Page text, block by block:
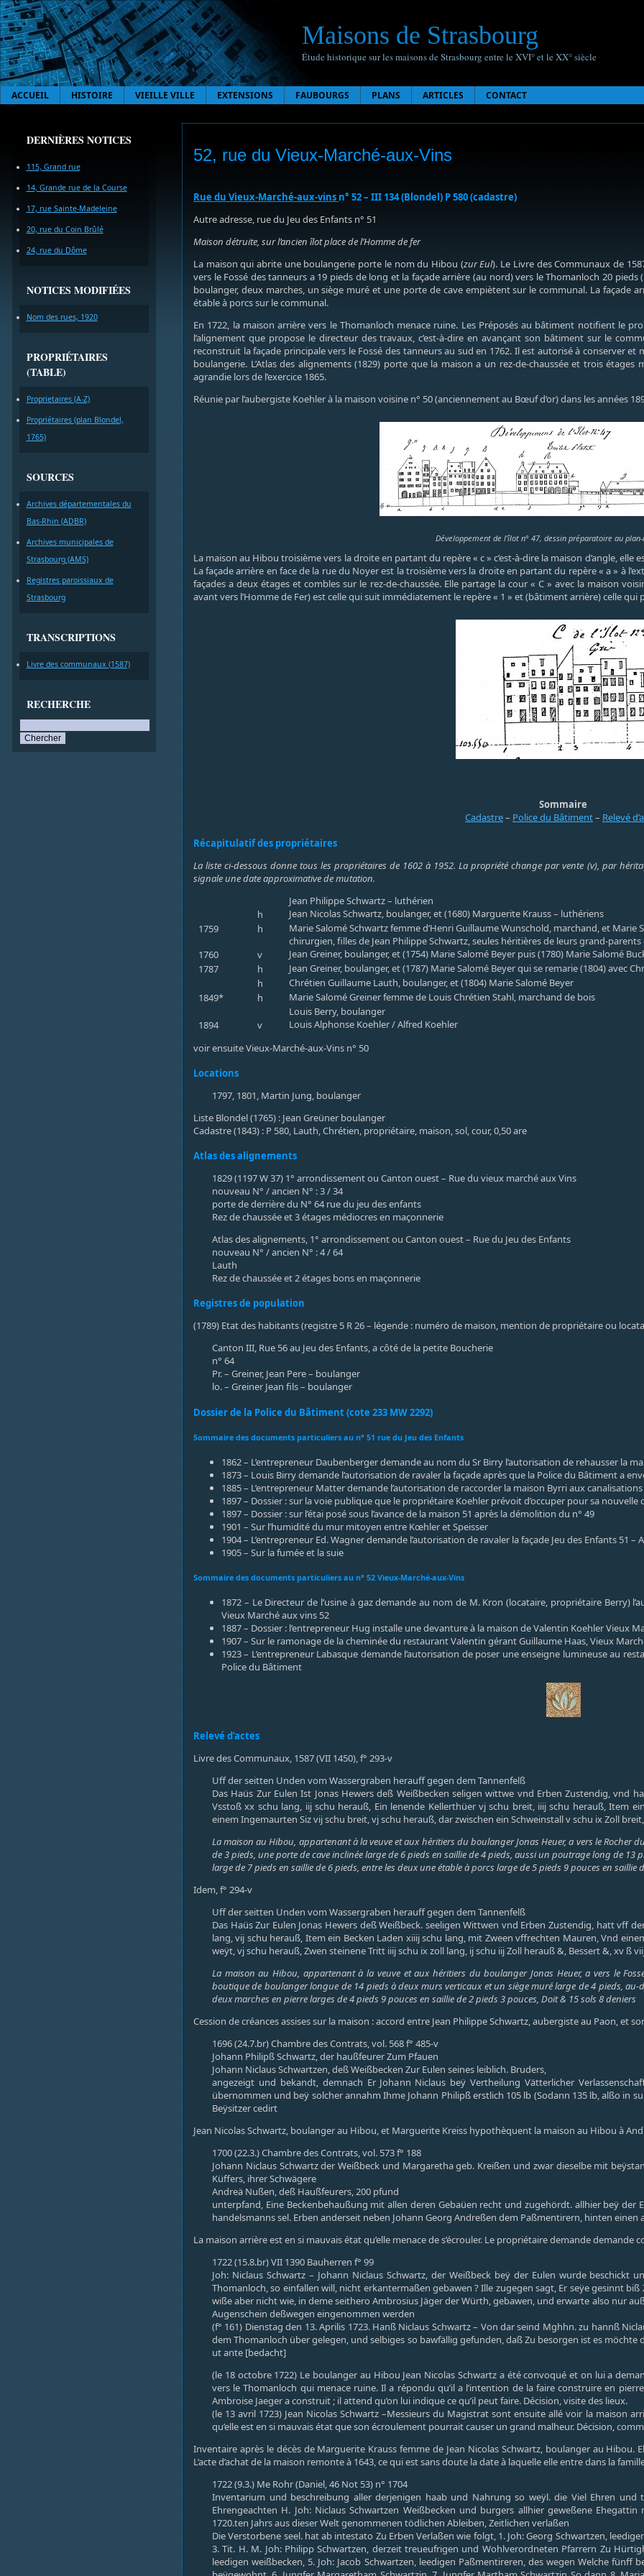
Maisons de Strasbourg
Étude historique sur les maisons de Strasbourg entre le XVI° et le XX° siècle
ACCUEIL HISTOIRE VIEILLE VILLE EXTENSIONS FAUBOURGS PLANS ARTICLES CONTACT
DERNIÈRES NOTICES
115, Grand rue
14, Grande rue de la Course
17, rue Sainte-Madeleine
20, rue du Coin Brûlé
24, rue du Dôme
NOTICES MODIFIÉES
Nom des rues, 1920
PROPRIÉTAIRES
(TABLE)
Proprietaires (A-Z)
Propriétaires (plan Blondel,
1765)
SOURCES
Archives départementales du
Bas-Rhin (ADBR)
Archives municipales de
Strasbourg (AMS)
Registres paroissiaux de
Strasbourg
TRANSCRIPTIONS
Livre des communaux (1587)
RECHERCHE
52, rue du Vieux-Marché-aux-Vins
Rue du Vieux-Marché-aux-vins n° 52 – III 134 (Blondel) P 580 (cadastre)
Autre adresse, rue du Jeu des Enfants n° 51
Maison détruite, sur l’ancien îlot place de l’Homme de fer
La maison qui abrite une boulangerie porte le nom du Hibou (zur Eul). Le Livre des Communaux de
vers le Fossé des tanneurs a 19 pieds de long et la façade arrière (au nord) vers le Thomanloch 20 pieds
boulanger, deux marches, un siège muré et une porte de cave empiètent sur le communal. La façade
étable à porcs sur le communal.
En 1722, la maison arrière vers le Thomanloch menace ruine. Les Préposés au bâtiment notifient le
l’alignement que propose le directeur des travaux, c’est-à-dire en avançant son bâtiment sur le
reconstruit la façade principale vers le Fossé des tanneurs au sud en 1762. Il est autorisé à conserver
boulangerie. L’Atlas des alignements (1829) porte que la maison a un rez-de-chaussée et trois
agrandie lors de l’exercice 1865.
Réunie par l’aubergiste Koehler à la maison voisine n° 50 (anciennement au Bœuf d’or) dans les années
Développement de l’îlot n° 47, dessin préparatoire au
La maison au Hibou troisième vers la droite en partant du repère « c » c’est-à-dire la maison d’angle,
La façade arrière en face de la rue du Noyer est la troisième vers la droite en partant du repère « a » à
façades a deux étages et combles sur le rez-de-chaussée. Elle partage la cour « C » avec la maison
avant vers l’Homme de Fer) est celle qui suit immédiatement le repère « 1 » et (bâtiment arrière) celle
Sommaire
Cadastre– Police du Bâtiment– Relevé
Récapitulatif des propriétaires
La liste ci-dessous donne tous les propriétaires de 1602 à 1952. La propriété change par vente (v), par
signale une date approximative de mutation.
Jean Philippe Schwartz – luthérien
h
Jean Nicolas Schwartz, boulanger, et (1680) Marguerite Krauss – luthériens
1759
h
Marie Salomé Schwartz femme d’Henri Guillaume Wunschold, marchand, et
chirurgien, filles de Jean Philippe Schwartz, seules héritières de leurs grand-
1760
v
Jean Greiner, boulanger, et (1754) Marie Salomé Beyer puis (1780) Marie Salomé
1787
h
Jean Greiner, boulanger, et (1787) Marie Salomé Beyer qui se remarie (1804) avec
h
Chrétien Guillaume Lauth, boulanger, et (1804) Marie Salomé Beyer
1849*
h
Marie Salomé Greiner femme de Louis Chrétien Stahl, marchand de bois
Louis Berry, boulanger
1894
v
Louis Alphonse Koehler / Alfred Koehler
voir ensuite Vieux-Marché-aux-Vins n° 50
Locations
1797, 1801, Martin Jung, boulanger
Liste Blondel (1765) : Jean Greüner boulanger
Cadastre (1843) : P 580, Lauth, Chrétien, propriétaire, maison, sol, cour, 0,50 are
Atlas des alignements
1829 (1197 W 37) 1° arrondissement ou Canton ouest – Rue du vieux marché aux Vins
nouveau N° / ancien N° : 3 / 34
porte de derrière du N° 64 rue du jeu des enfants
Rez de chaussée et 3 étages médiocres en maçonnerie
Atlas des alignements, 1° arrondissement ou Canton ouest – Rue du Jeu des Enfants
nouveau N° / ancien N° : 4 / 64
Lauth
Rez de chaussée et 2 étages bons en maçonnerie
Registres de population
(1789) Etat des habitants (registre 5 R 26 – légende : numéro de maison, mention de propriétaire ou
Canton III, Rue 56 au Jeu des Enfants, a côté de la petite Boucherie
n° 64
Pr. – Greiner, Jean Pere – boulanger
lo. – Greiner Jean fils – boulanger
Dossier de la Police du Bâtiment (cote 233 MW 2292)
Sommaire des documents particuliers au n° 51 rue du Jeu des Enfants
1862 – L’entrepreneur Daubenberger demande au nom du Sr Birry l’autorisation de rehausser la
1873 – Louis Birry demande l’autorisation de ravaler la façade après que la Police du Bâtiment a
1885 – L’entrepreneur Matter demande l’autorisation de raccorder la maison Byrri aux
1897 – Dossier : sur la voie publique que le propriétaire Koehler prévoit d’occuper pour sa nouvelle
1897 – Dossier : sur l’étai posé sous l’avance de la maison 51 après la démolition du n° 49
1901 – Sur l’humidité du mur mitoyen entre Kœhler et Speisser
1904 – L’entrepreneur Ed. Wagner demande l’autorisation de ravaler la façade Jeu des Enfants 51 –
1905 – Sur la fumée et la suie
Sommaire des documents particuliers au n° 52 Vieux-Marché-aux-Vins
1872 – Le Directeur de l’usine à gaz demande au nom de M. Kron (locataire, propriétaire Berry)
Vieux Marché aux vins 52
1887 – Dossier : l’entrepreneur Hug installe une devanture à la maison de Valentin Koehler Vieux
1907 – Sur le ramonage de la cheminée du restaurant Valentin gérant Guillaume Haas, Vieux
1923 – L’entrepreneur Labasque demande l’autorisation de poser une enseigne lumineuse au
Police du Bâtiment
Relevé d’actes
Livre des Communaux, 1587 (VII 1450), f° 293-v
Uff der seitten Unden vom Wassergraben herauff gegen dem Tannenfelß
Das Haüs Zur Eulen Ist Jonas Hewers deß Weißbecken seligen wittwe vnd Erben Zustendig, vnd
Vsstoß xx schu lang, iij schu herauß, Ein lenende Kellerthüer vj schu breit, iiij schu herauß, Item
einem Ingemaurten Siz vij schu breit, vj schu herauß, dar zwischen ein Schweinstall v schu ix Zoll
La maison au Hibou, appartenant à la veuve et aux héritiers du boulanger Jonas Heuer, a vers le Rocher
de 3 pieds, une porte de cave inclinée large de 6 pieds en saillie de 4 pieds, aussi un poutrage long de 13
large de 7 pieds en saillie de 6 pieds, entre les deux une étable à porcs large de 5 pieds 9 pouces en
Idem, f° 294-v
Uff der seitten Unden vom Wassergraben herauff gegen dem Tannenfelß
Das Haüs Zur Eulen Jonas Hewers deß Weißbeck. seeligen Wittwen vnd Erben Zustendig, hatt vff
lang, vij schu herauß, Item ein Becken Laden xiiij schu lang, mit Zween vffrechten Mauren, Vnd
weÿt, vj schu herauß, Zwen steinene Tritt iiij schu ix zoll lang, ij schu iij Zoll herauß &, Bessert &, xv ß
La maison au Hibou, appartenant à la veuve et aux héritiers du boulanger Jonas Heuer, a vers le
boutique de boulanger longue de 14 pieds à deux murs verticaux et un siège muré large de 4 pieds, au-
deux marches en pierre larges de 4 pieds 9 pouces en saillie de 2 pieds 3 pouces, Doit & 15 sols 8 deniers
Cession de créances assises sur la maison : accord entre Jean Philippe Schwartz, aubergiste au Paon, et
1696 (24.7.br) Chambre des Contrats, vol. 568 f° 485-v
Johann Philipß Schwartz, der haußfeurer Zum Pfauen
Johann Niclaus Schwartzen, deß Weißbecken Zur Eulen seines leiblich. Bruders,
angezeigt und bekandt, demnach Er Johann Niclaus beÿ Vertheilung Vätterlicher
übernommen und beÿ solcher annahm Ihme Johann Philipß erstlich 105 lb (Sodann 135 lb, alßo in
Beÿsitzer cedirt
Jean Nicolas Schwartz, boulanger au Hibou, et Marguerite Kreiss hypothèquent la maison au Hibou à
1700 (22.3.) Chambre des Contrats, vol. 573 f° 188
Johann Niclaus Schwartz der Weißbeck und Margaretha geb. Kreißen und zwar dieselbe mit
Küffers, ihrer Schwägere
Andreä Nußen, deß Haußfeurers, 200 pfund
unterpfand, Eine Beckenbehaußung mit allen deren Gebaüen recht und zugehördt. allhier beÿ der
handelsmanns sel. Erben anderseit neben Johann Georg Andreßen dem Paßmentirern, hinten
La maison arrière est en si mauvais état qu’elle menace de s’écrouler. Le propriétaire demande
1722 (15.8.br) VII 1390 Bauherren f° 99
Joh: Niclaus Schwartz – Johann Niclaus Schwartz, der Weißbeck beÿ der Eulen wurde
Thomanloch, so einfallen will, nicht erkantermaßen gebawen ? Ille zugegen sagt, Er seÿe gesinnt
wiße aber nicht wie, in deme seithero Ambrosius Jäger der Würth, gebawen, und erwarte also nur
Augenschein deßwegen eingenommen werden
(f° 161) Dienstag den 13. Aprilis 1723. Hanß Niclaus Schwartz – Von dar seind Mghhn. zu hannß
dem Thomanloch über gelegen, und selbiges so bawfällig gefunden, daß Zu besorgen ist es
ut ante [bedacht]
(le 18 octobre 1722) Le boulanger au Hibou Jean Nicolas Schwartz a été convoqué et on lui a
vers le Thomanloch qui menace ruine. Il a répondu qu’il a l’intention de la faire construire en
Ambroise Jaeger a construit ; il attend qu’on lui indique ce qu’il peut faire. Décision, visite des lieux.
(le 13 avril 1723) Jean Nicolas Schwartz –Messieurs du Magistrat sont ensuite allé voir la maison
qu’elle est en si mauvais état que son écroulement pourrait causer un grand malheur. Décision,
Inventaire après le décès de Marguerite Krauss femme de Jean Nicolas Schwartz, boulanger au Hibou.
L’acte d’achat de la maison remonte à 1643, ce qui est sans doute la date à laquelle elle entre dans la
1722 (9.3.) Me Rohr (Daniel, 46 Not 53) n° 1704
Inventarium und beschreibung aller derjenigen haab und Nahrung so weÿl. die Viel Ehren und
Ehrengeachten H. Joh: Niclaus Schwartzen Weißbecken und burgers allhier geweßene
1720.ten Jahrs aus dieser Welt genommenen tödlichen Ableiben, Zeitlichen verlaßen
Die Verstorbene seel. hat ab intestato Zu Erben Verlaßen wie folgt, 1. Joh: Georg Schwartzen,
3. Tit. H. M. Joh: Philipp Schwartzen, derzeit treueufrigen und Wohlverordneten Pfarrern Zu
leedigen weißbecken, 5. Joh: Jacob Schwartzen, leedigen Paßmentireren, des wegen Welche